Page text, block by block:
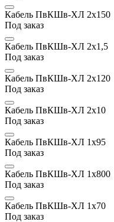
Кабель ПвКШв-ХЛ 2х150
Под заказ
Кабель ПвКШв-ХЛ 2х1,5
Под заказ
Кабель ПвКШв-ХЛ 2х120
Под заказ
Кабель ПвКШв-ХЛ 2х10
Под заказ
Кабель ПвКШв-ХЛ 1х95
Под заказ
Кабель ПвКШв-ХЛ 1х800
Под заказ
Кабель ПвКШв-ХЛ 1х70
Под заказ